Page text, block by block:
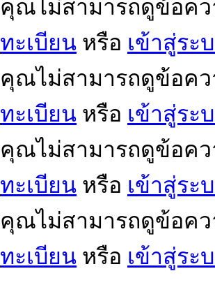
คุณไม่สามารถดูข้อค
ทะเบียน หรือ เข้าสู่ระ
คุณไม่สามารถดูข้อค
ทะเบียน หรือ เข้าสู่ระ
คุณไม่สามารถดูข้อค
ทะเบียน หรือ เข้าสู่ระ
คุณไม่สามารถดูข้อค
ทะเบียน หรือ เข้าสู่ระ